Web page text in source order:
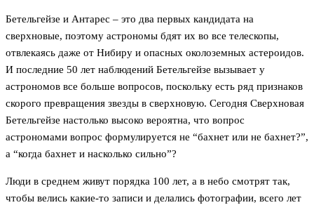
Бетельгейзе и Антарес – это два первых кандидата на
сверхновые, поэтому астрономы бдят их во все телескопы,
отвлекаясь даже от Нибиру и опасных околоземных астероидов.
И последние 50 лет наблюдений Бетельгейзе вызывает у
астрономов все больше вопросов, поскольку есть ряд признаков
скорого превращения звезды в сверхновую. Сегодня Сверхновая
Бетельгейзе настолько высоко вероятна, что вопрос
астрономами вопрос формулируется не “бахнет или не бахнет?”,
а “когда бахнет и насколько сильно”?
Люди в среднем живут порядка 100 лет, а в небо смотрят так,
чтобы велись какие-то записи и делались фотографии, всего лет